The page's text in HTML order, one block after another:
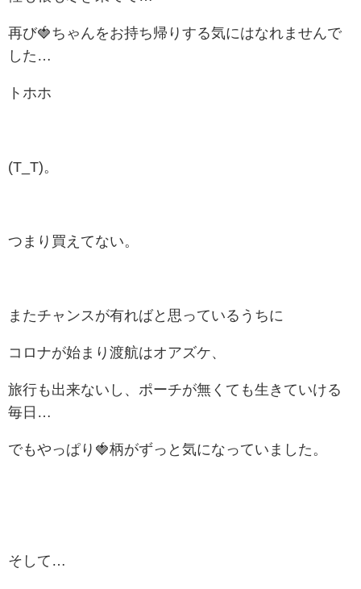
再び🍓ちゃんをお持ち帰りする気にはなれませんで
した…
トホホ
(T_T)。
つまり買えてない。
またチャンスが有ればと思っているうちに
コロナが始まり渡航はオアズケ、
旅行も出来ないし、ポーチが無くても生きていける
毎日…
でもやっぱり🍓柄がずっと気になっていました。
そして…